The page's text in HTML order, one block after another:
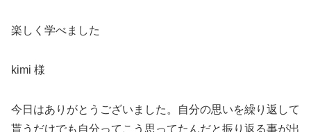
楽しく学べました
kimi 様
今日はありがとうございました。自分の思いを繰り返して
貰うだけでも自分ってこう思ってたんだと振り返る事が出